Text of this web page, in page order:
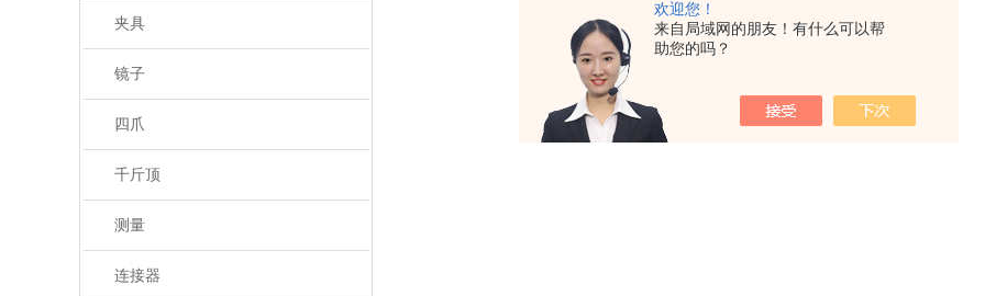
欢迎您！
来自局域网的朋友！有什么可以帮
助您的吗？
夹具
镜子
四爪
千斤顶
测量
连接器